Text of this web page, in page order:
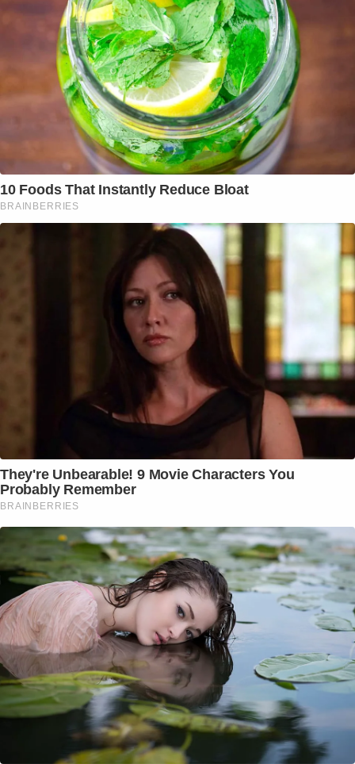
10 Foods That Instantly Reduce Bloat
BRAINBERRIES
They're Unbearable! 9 Movie Characters You
Probably Remember
BRAINBERRIES